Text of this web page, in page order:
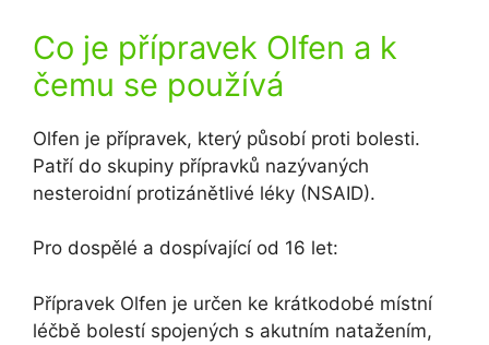
Co je přípravek Olfen a k
čemu se používá
Olfen je přípravek, který působí proti bolesti.
Patří do skupiny přípravků nazývaných
nesteroidní protizánětlivé léky (NSAID).
Pro dospělé a dospívající od 16 let:
Přípravek Olfen je určen ke krátkodobé místní
léčbě bolestí spojených s akutním natažením,